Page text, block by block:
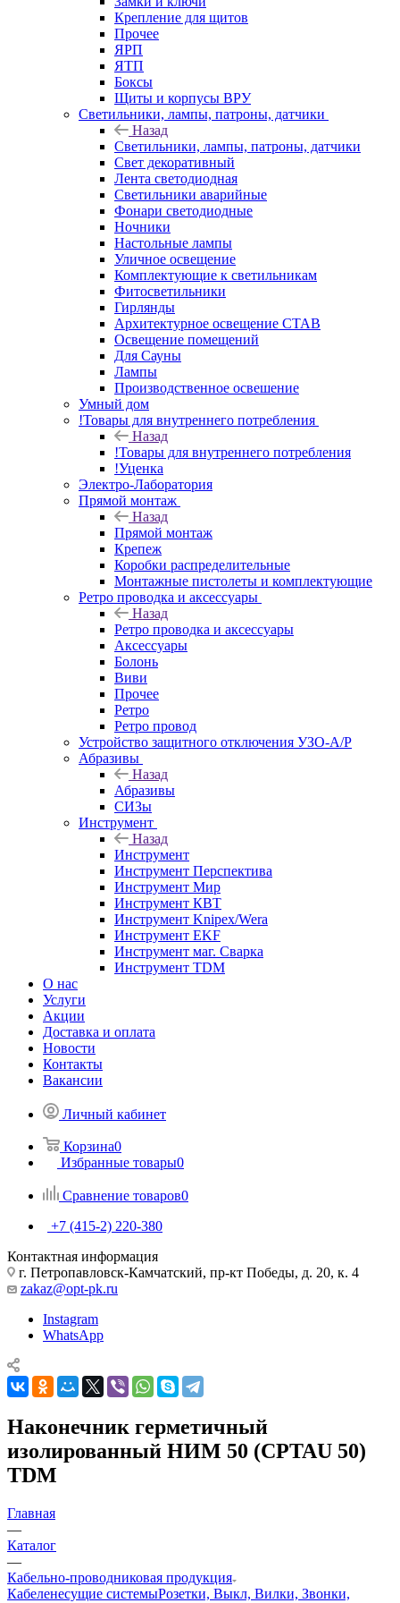
Крепление для щитов
Прочее
ЯРП
ЯТП
Боксы
Щиты и корпусы ВРУ
Светильники, лампы, патроны, датчики
Назад
Светильники, лампы, патроны, датчики
Свет декоративный
Лента светодиодная
Светильники аварийные
Фонари светодиодные
Ночники
Настольные лампы
Уличное освещение
Комплектующие к светильникам
Фитосветильники
Гирлянды
Архитектурное освещение СТАВ
Освещение помещений
Для Сауны
Лампы
Производственное освешение
Умный дом
!Товары для внутреннего потребления
Назад
!Товары для внутреннего потребления
!Уценка
Электро-Лаборатория
Прямой монтаж
Назад
Прямой монтаж
Крепеж
Коробки распределительные
Монтажные пистолеты и комплектующие
Ретро проводка и аксессуары
Назад
Ретро проводка и аксессуары
Аксессуары
Болонь
Виви
Прочее
Ретро
Ретро провод
Устройство защитного отключения УЗО-А/Р
Абразивы
Назад
Абразивы
СИЗы
Инструмент
Назад
Инструмент
Инструмент Перспектива
Инструмент Мир
Инструмент КВТ
Инструмент Knipex/Wera
Инструмент EKF
Инструмент маг. Сварка
Инструмент TDM
О нас
Услуги
Акции
Доставка и оплата
Новости
Контакты
Вакансии
Личный кабинет
Корзина0
Избранные товары0
Сравнение товаров0
+7 (415-2) 220-380
Контактная информация
г. Петропавловск-Камчатский, пр-кт Победы, д. 20, к. 4
zakaz@opt-pk.ru
Instagram
WhatsApp
Наконечник герметичный
изолированный НИМ 50 (CPTAU 50)
TDM
Главная
—
Каталог
—
Кабельно-проводниковая продукция
Кабеленесущие системыРозетки, Выкл, Вилки, Звонки,